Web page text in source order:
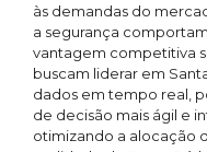
às demandas do
a segurança
vantagem competitiva
buscam liderar em
dados em tempo real,
de decisão mais ágil e
otimizando a alocação